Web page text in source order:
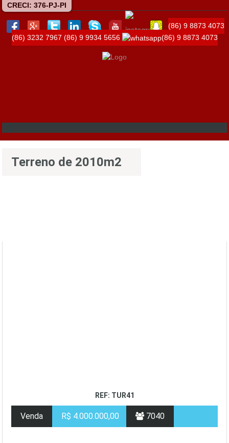
CRECI: 376-PJ-PI
(86) 9 8873 4073
(86) 3232 7967 (86) 9 9934 5656 (86) 9 8873 4073
Terreno de 2010m2
REF: TUR41
Venda R$ 4.000.000,00 7040